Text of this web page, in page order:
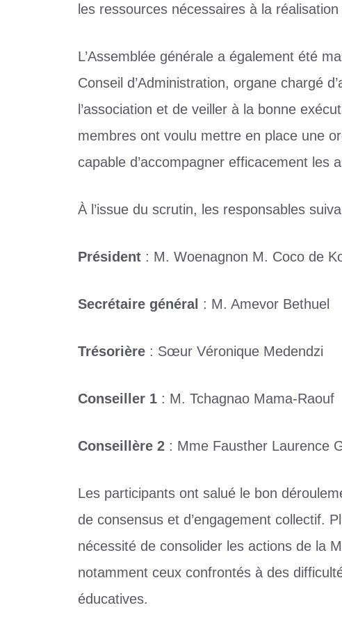
les ressources nécessaires à la
L’Assemblée générale a également été
Conseil d’Administration, organe chargé
l’association et de veiller à la bonne
membres ont voulu mettre en place une
capable d’accompagner efficacement les
À l’issue du scrutin, les responsables
Président : M. Woenagnon M. Coco de
Secrétaire général : M. Amevor Bethuel
Trésorière : Sœur Véronique Medendzi
Conseiller 1 : M. Tchagnao Mama-Raouf
Conseillère 2 : Mme Fausther Laurence
Les participants ont salué le bon
de consensus et d’engagement collectif.
nécessité de consolider les actions de la
notamment ceux confrontés à des
éducatives.